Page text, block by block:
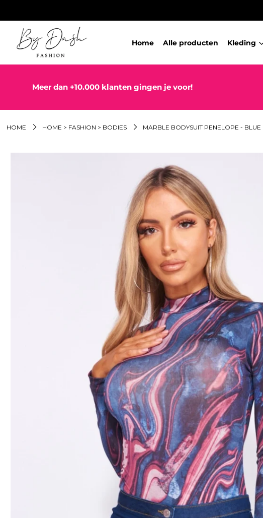
Home Alle producten Kleding
Meer dan +10.000 klanten gingen je voor!
HOME HOME > FASHION > BODIES MARBLE BODYSUIT PENELOPE - BLUE